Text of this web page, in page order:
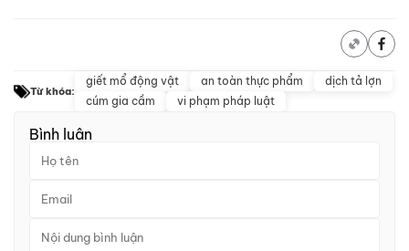
Từ khóa:
giết mổ động vật an toàn thực phẩm
dịch tả lợn
cúm gia cầm
vi phạm pháp luật
Bình luận